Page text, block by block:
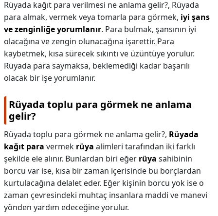
Rüyada kağıt para verilmesi ne anlama gelir?, Rüyada
para almak, vermek veya tomarla para görmek, iyi şans
ve zenginliğe yorumlanır. Para bulmak, şansının iyi
olacağına ve zengin olunacağına işarettir. Para
kaybetmek, kısa sürecek sıkıntı ve üzüntüye yorulur.
Rüyada para saymaksa, beklemediği kadar başarılı
olacak bir işe yorumlanır.
Rüyada toplu para görmek ne anlama
gelir?
Rüyada toplu para görmek ne anlama gelir?, Rüyada
kağıt para vermek rüya alimleri tarafından iki farklı
şekilde ele alınır. Bunlardan biri eğer rüya sahibinin
borcu var ise, kısa bir zaman içerisinde bu borçlardan
kurtulacağına delalet eder. Eğer kişinin borcu yok ise o
zaman çevresindeki muhtaç insanlara maddi ve manevi
yönden yardım edeceğine yorulur.